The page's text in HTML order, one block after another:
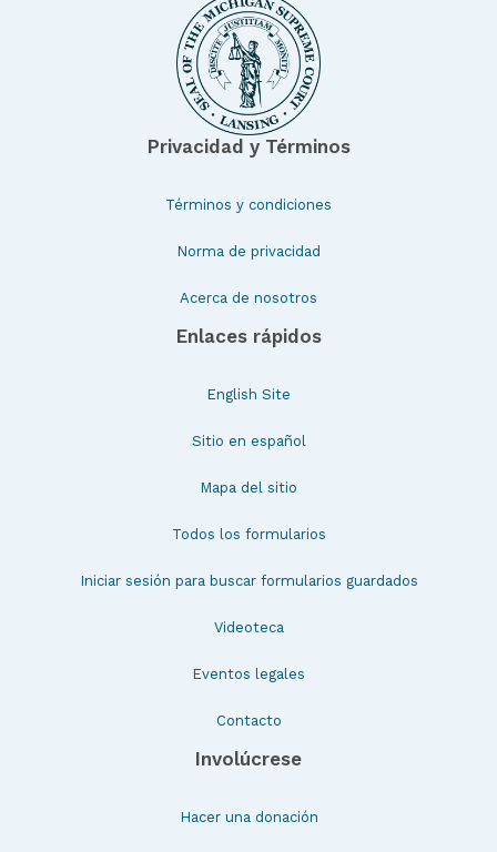
Privacidad y Términos
Términos y condiciones
Norma de privacidad
Acerca de nosotros
Enlaces rápidos
English Site
Sitio en español
Mapa del sitio
Todos los formularios
Iniciar sesión para buscar formularios guardados
Videoteca
Eventos legales
Contacto
Involúcrese
Hacer una donación